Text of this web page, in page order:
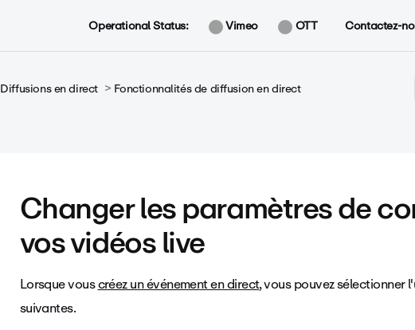
Operational Status: Vimeo OTT Contactez-
Diffusions en direct Fonctionnalités de diffusion en direct
Changer les paramètres de
vos vidéos live
Lorsque vouscréez un événement en direct, vous pouvez sélectionner
suivantes.